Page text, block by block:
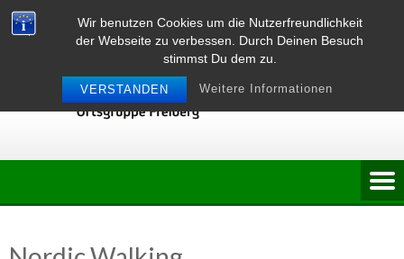
Wir benutzen Cookies um die Nutzerfreundlichkeit
der Webseite zu verbessen. Durch Deinen Besuch
stimmst Du dem zu.
VERSTANDEN Weitere Informationen
Skip
to